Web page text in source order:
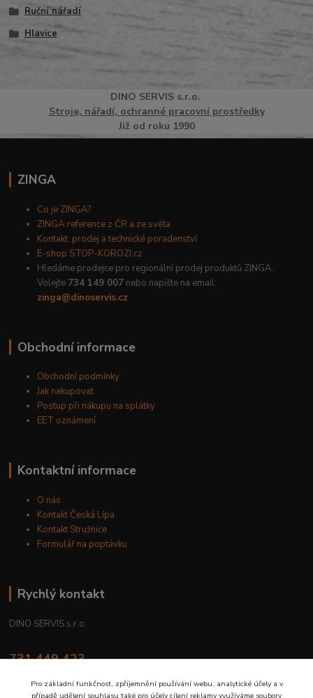
Ruční nářadí
Hlavice
DINO SERVISs.r.o.
Stroje, nářadí, ochranné pracovní prostředky
Již od roku 1990
ZINGA
Co je ZINGA?
ZINGA reference z ČR a ze světa
Kontakt: prodej a technické poradenství
E-shop STOP-KOROZI.cz
Hledáme prodejce pro regionální prodej produktů ZINGA.
Volejte 734 149 007 nebo napište na email:
zinga@dinoservis.cz
Obchodní informace
Obchodní podmínky
Jak nakupovat
Postup při nákupu na splátky
EET oznámení
Kontaktní informace
O nás
Kontakt Česká Lípa
Kontakt Stružnice
Formulář na poptávku
Rychlý kontakt
DINO SERVIS s.r.o.
731 449 423
Pro základní funkčnost, zpříjemnění používání webu, analytické účely a v
případě udělení souhlasu také pro účely cílení reklamy využíváme soubory